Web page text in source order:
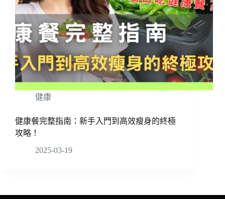
健康
健康餐完整指南：新手入門到高效瘦身的終極
攻略！
2025-03-19